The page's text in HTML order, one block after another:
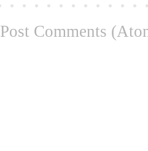
Post Comments